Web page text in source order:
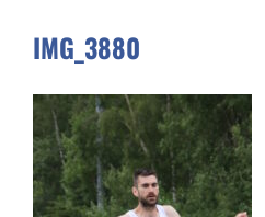
Photos
Contact
IMG_3880